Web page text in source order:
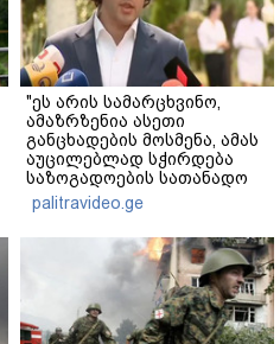
"ეს არის სამარცხვინო,
ამაზრზენია ასეთი
განცხადების მოსმენა, ამას
აუცილებლად სჭირდება
საზოგადოების სათანადო
რეაქცია" - ირაკლი
კობახიძე
palitravideo.ge